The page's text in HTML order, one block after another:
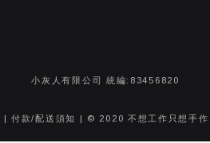
小灰人有限公司 統編:83456820
| 付款/配送須知 | © 2020 不想工作只想手